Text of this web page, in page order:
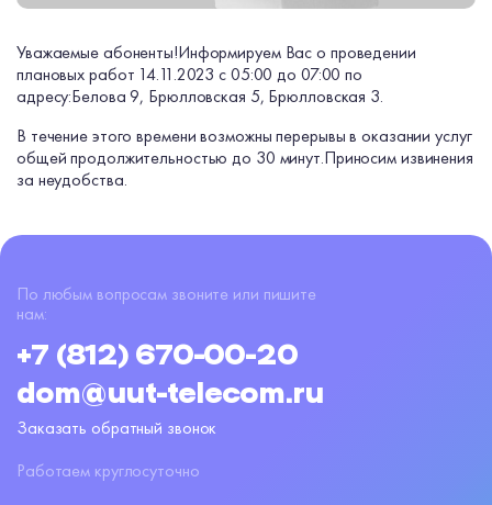
Уважаемые абоненты!Информируем Вас о проведении
плановых работ 14.11.2023 с 05:00 до 07:00 по
адресу:Белова 9, Брюлловская 5, Брюлловская 3.
В течение этого времени возможны перерывы в оказании услуг
общей продолжительностью до 30 минут.Приносим извинения
за неудобства.
По любым вопросам звоните или пишите
нам:
+7 (812) 670-00-20
dom@uut-telecom.ru
Заказать обратный звонок
Работаем круглосуточно